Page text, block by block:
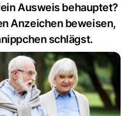
Ausweis behauptet?
Anzeichen beweisen,
schlägst.